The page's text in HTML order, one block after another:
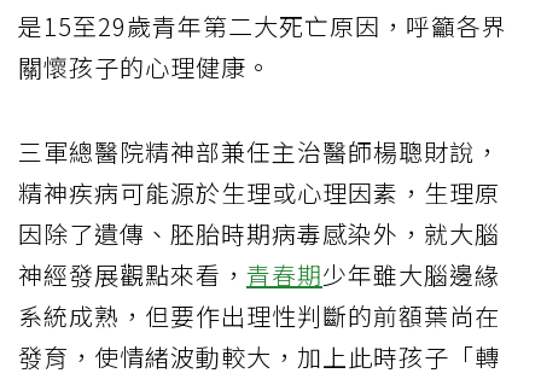
是15至29歲青年第二大死亡原因，呼籲各界
關懷孩子的心理健康。
三軍總醫院精神部兼任主治醫師楊聰財說，
精神疾病可能源於生理或心理因素，生理原
因除了遺傳、胚胎時期病毒感染外，就大腦
神經發展觀點來看， 青春期少年雖大腦邊緣
系統成熟，但要作出理性判斷的前額葉尚在
發育，使情緒波動較大，加上此時孩子「轉